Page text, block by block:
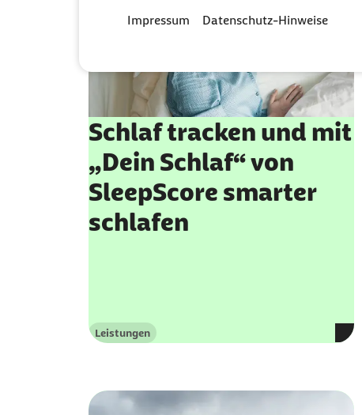
Impressum Datenschutz-Hinweise
Schlaf tracken und mit
„Dein Schlaf“ von
SleepScore smarter
schlafen
Kategorie
Leistungen